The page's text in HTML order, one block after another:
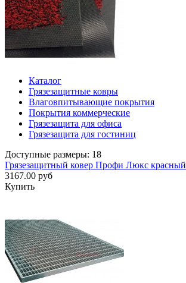
Каталог
Грязезащитные ковры
Влаговпитывающие покрытия
Покрытия коммерческие
Грязезащита для офиса
Грязезащита для гостиниц
Доступные размеры: 18
Грязезащитный ковер Профи Люкс красный
3167.00 руб
Купить